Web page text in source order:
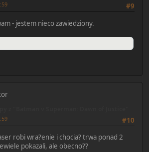
#9
- jestem nieco zawiedziony.
#10
robi wra?enie i chocia? trwa ponad 2
pokazali, ale obecno??